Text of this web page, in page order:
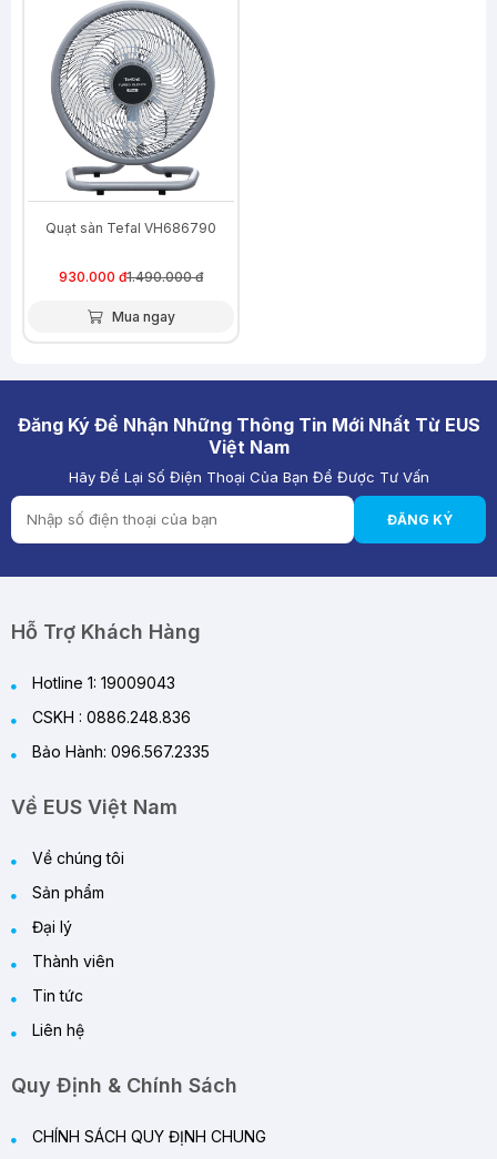
-38%
Quạt sàn Tefal VH686790
930.000 đ1.490.000 đ
Mua ngay
Đăng Ký Để Nhận Những Thông Tin Mới Nhất Từ EUS
Việt Nam
Hãy Để Lại Số Điện Thoại Của Bạn Để Được Tư Vấn
ĐĂNG KÝ
Hỗ Trợ Khách Hàng
Hotline 1: 19009043
CSKH : 0886.248.836
Bảo Hành: 096.567.2335
Về EUS Việt Nam
Về chúng tôi
Sản phẩm
Đại lý
Thành viên
Tin tức
Liên hệ
Quy Định & Chính Sách
CHÍNH SÁCH QUY ĐỊNH CHUNG